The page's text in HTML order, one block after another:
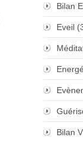
Bilan
Eveil
Bilan